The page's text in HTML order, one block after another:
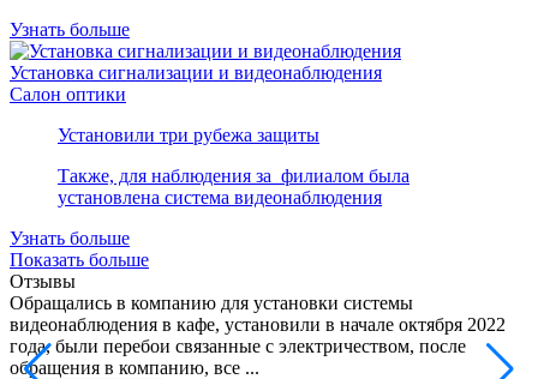
Узнать больше
Установка сигнализации и видеонаблюдения
Салон оптики
Установили три рубежа защиты
Также, для наблюдения за филиалом была
установлена система видеонаблюдения
Узнать больше
Показать больше
Отзывы
Обращались в компанию для установки системы
видеонаблюдения в кафе, установили в начале октября 2022
года, были перебои связанные с электричеством, после
обращения в компанию, все ...